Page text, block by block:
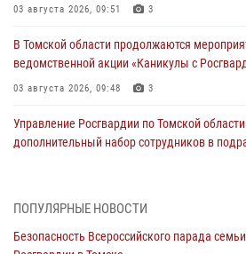
03 августа 2026, 09:51 3
В Томской области продолжаются
ведомственной акции «Каникулы с
03 августа 2026, 09:48 3
Управление Росгвардии по Томской
дополнительный набор сотрудников в
только часть товара
ПОПУЛЯРНЫЕ НОВОСТИ
Безопасность Всероссийского парада